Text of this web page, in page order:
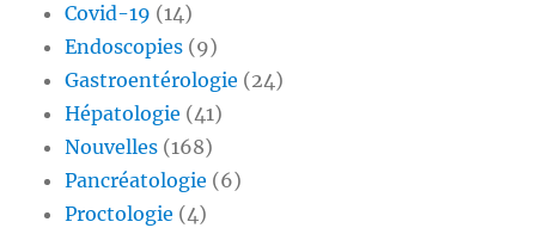
Covid-19 (14)
Endoscopies (9)
Gastroentérologie (24)
Hépatologie (41)
Nouvelles (168)
Pancréatologie (6)
Proctologie (4)